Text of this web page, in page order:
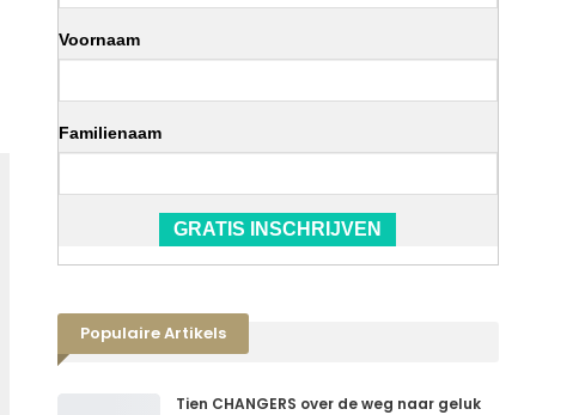
Voornaam
Familienaam
GRATIS INSCHRIJVEN
Populaire Artikels
Tien CHANGERS over de weg naar geluk